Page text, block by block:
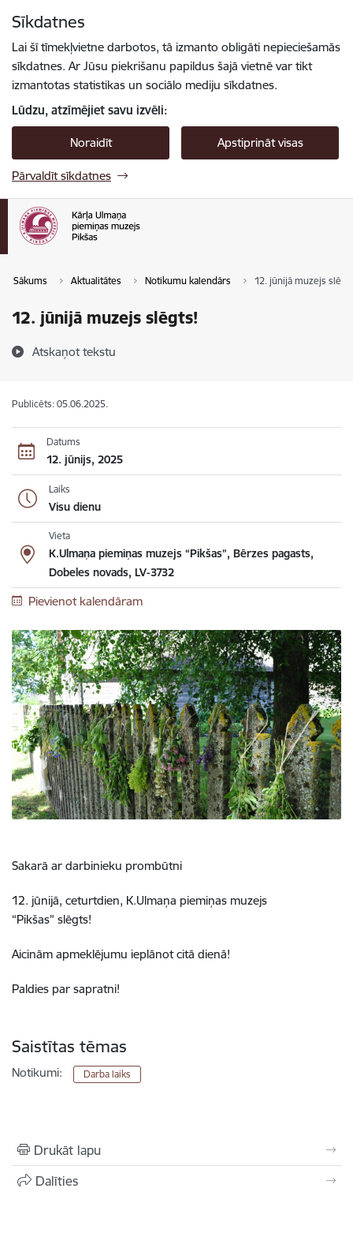
Sīkdatnes
Lai šī tīmekļvietne darbotos, tā izmanto obligāti nepieciešamās
sīkdatnes. Ar Jūsu piekrišanu papildus šajā vietnē var tikt
izmantotas statistikas un sociālo mediju sīkdatnes.
Lūdzu, atzīmējiet savu izvēli:
Noraidīt Apstiprināt visas
Pārvaldīt sīkdatnes
Sākums Aktualitātes Notikumu kalendārs 12. jūnijā muzejs
12. jūnijā muzejs slēgts!
Atskaņot tekstu
Publicēts: 05.06.2025.
Datums
12. jūnijs, 2025
Laiks
Visu dienu
Vieta
K.Ulmaņa piemiņas muzejs “Pikšas”, Bērzes pagasts,
Dobeles novads, LV-3732
Pievienot kalendāram
Sakarā ar darbinieku prombūtni
12. jūnijā, ceturtdien, K.Ulmaņa piemiņas muzejs
“Pikšas” slēgts!
Aicinām apmeklējumu ieplānot citā dienā!
Paldies par sapratni!
Saistītas tēmas
Notikumi: Darba laiks
Drukāt lapu
Dalīties